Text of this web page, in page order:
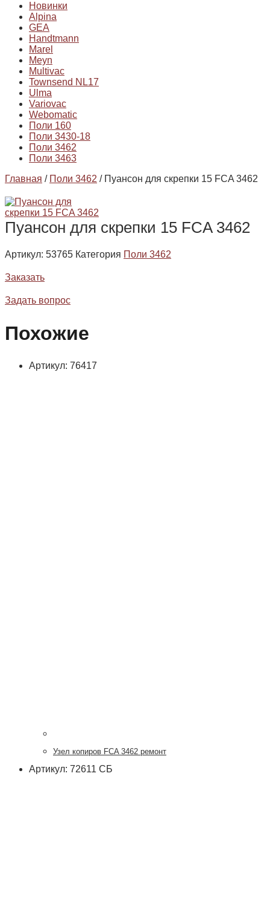
Новинки
Alpina
GEA
Handtmann
Marel
Meyn
Multivac
Townsend NL17
Ulma
Variovac
Webomatic
Поли 160
Поли 3430-18
Поли 3462
Поли 3463
Главная / Поли 3462 / Пуансон для скрепки 15 FCA 3462
Пуансон для скрепки 15 FCA 3462
Артикул: 53765 Категория Поли 3462
Заказать
Задать вопрос
Похожие
Артикул: 76417
Узел копиров FCA 3462 ремонт
Артикул: 72611 СБ